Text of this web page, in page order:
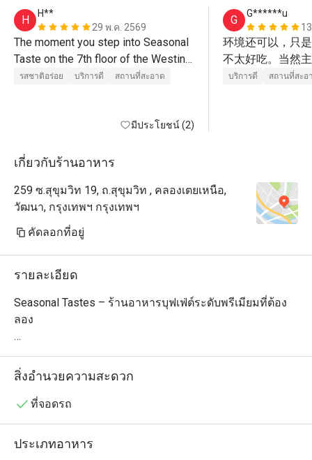
H
H**
29 พ.ค. 2569
The moment you step into Seasonal
Taste on the 7th floor of the Westin
Grande Sukhumvit, the first thing that
easily 30 meters or more — creates
atmosphere that immediately sets
typical hotel buffet. The elegantly
curved buffet countertops add a
sophisticated, flowing aesthetic that
complements the room beautifully.
But what truly made this experience
memorable wasn't the impressive
architecture — it was the staff. The
level of attention and care here is
something I genuinely haven't
encountered at other buffets in
Bangkok. Team members regularly
came by to ask whether I'd like a
refill or a different drink, checked in
on how I was enjoying the food, and
even took a moment to thank me for
dining with them. It felt sincere, not
รสชาติอร่อย บริการดี สถานที่สะอาด
มีประโยชน์ (2)
G
G******u
环境还可以，只
不太好吃。当然
价格便宜吧。
บริการดี สถานที่สะอ
เกี่ยวกับร้านอาหาร
259 ซ.สุขุมวิท 19, ถ.สุขุมวิท , คลองเตยเหนือ,
วัฒนา, กรุงเทพฯ กรุงเทพฯ
คัดลอกที่อยู่
รายละเอียด
Seasonal Tastes – ร้านอาหารบุฟเฟ่ต์ระดับพรีเมียมที่ต้อง
ลอง
Seasonal Tastes เป็นร้านอาหารบุฟเฟ่ต์นานาชาติสุดหรู ตั้ง
อยู่ในย่านสุขุมวิท โดดเด่นด้วยการคัดสรรวัตถุดิบคุณภาพสูง
ที่ทันสมัยและตอบโจทย์คนรักสุขภาพ
ได้รสชาติที่แท้จริงและการจัดจานที่สวยงาม โซนครัวแบบ
สิ่งอำนวยความสะดวก
ที่จอดรถ
ประเภทอาหาร